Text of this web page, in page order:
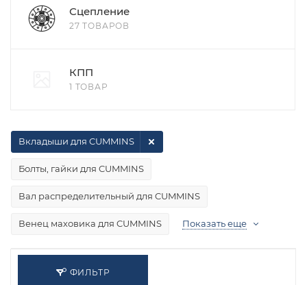
Сцепление
27 ТОВАРОВ
КПП
1 ТОВАР
Болты, гайки для CUMMINS
Вал распределительный для CUMMINS
Венец маховика для CUMMINS
Вкладыши для CUMMINS
Показать еще
ФИЛЬТР